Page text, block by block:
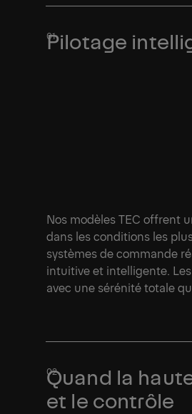
Pilotage
Nos modèles TEC offrent
dans les conditions les
systèmes de commande
intuitive et intelligente.
avec une sérénité totale
Quand la
et le contrôle